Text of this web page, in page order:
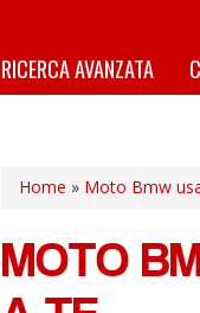
RICERCA AVANZATA
Home » Moto Bmw
MOTO